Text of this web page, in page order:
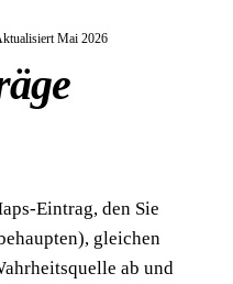
Mai 2026
Eintrag, den Sie
gleichen
ab und